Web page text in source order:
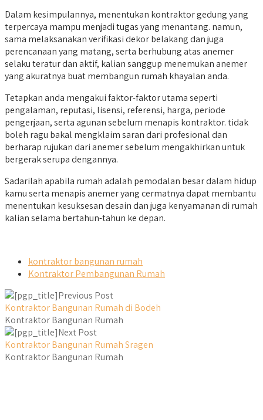
Dalam kesimpulannya, menentukan kontraktor gedung yang
terpercaya mampu menjadi tugas yang menantang. namun,
sama melaksanakan verifikasi dekor belakang dan juga
perencanaan yang matang, serta berhubung atas anemer
selaku teratur dan aktif, kalian sanggup menemukan anemer
yang akuratnya buat membangun rumah khayalan anda.
Tetapkan anda mengakui faktor-faktor utama seperti
pengalaman, reputasi, lisensi, referensi, harga, periode
pengerjaan, serta agunan sebelum menapis kontraktor. tidak
boleh ragu bakal mengklaim saran dari profesional dan
berharap rujukan dari anemer sebelum mengakhirkan untuk
bergerak serupa dengannya.
Sadarilah apabila rumah adalah pemodalan besar dalam hidup
kamu serta menapis anemer yang cermatnya dapat membantu
menentukan kesuksesan desain dan juga kenyamanan di rumah
kalian selama bertahun-tahun ke depan.
kontraktor bangunan rumah
Kontraktor Pembangunan Rumah
Previous Post
Kontraktor Bangunan Rumah di Bodeh
Kontraktor Bangunan Rumah
Next Post
Kontraktor Bangunan Rumah Sragen
Kontraktor Bangunan Rumah